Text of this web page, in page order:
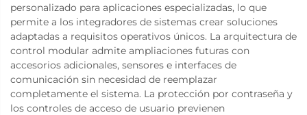
personalizado para aplicaciones especializadas, lo que
permite a los integradores de sistemas crear soluciones
adaptadas a requisitos operativos únicos. La arquitectura de
control modular admite ampliaciones futuras con
accesorios adicionales, sensores e interfaces de
comunicación sin necesidad de reemplazar
completamente el sistema. La protección por contraseña y
los controles de acceso de usuario previenen